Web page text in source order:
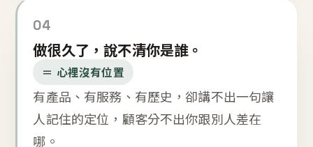
04
做很久了，說不清你是誰。
＝ 心裡沒有位置
有產品、有服務、有歷史，卻講不出一句讓
人記住的定位，顧客分不出你跟別人差在
哪。